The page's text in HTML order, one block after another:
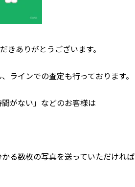
きありがとうございます。
ラインでの査定も行っております。
間がない」などのお客様は
る数枚の写真を送っていただければ